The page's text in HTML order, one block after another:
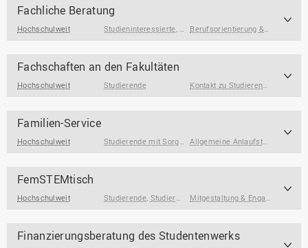
Fachliche Beratung
Hochschulweit Studieninteressierte, Studierende,Studierende am Ende
Berufsorientierung & Profilbildung
Fachschaften an den Fakultäten
Hochschulweit Studierende Kontakt zu Studierenden & Alumni
Familien-Service
Hochschulweit Studierende mit Sorgeverantwortung Allgemeine Anlaufstellen
FemSTEMtisch
Hochschulweit Studierende, Studierende am Ende des Studiums Mitgestaltung & Engagement
Finanzierungsberatung des Studentenwerks